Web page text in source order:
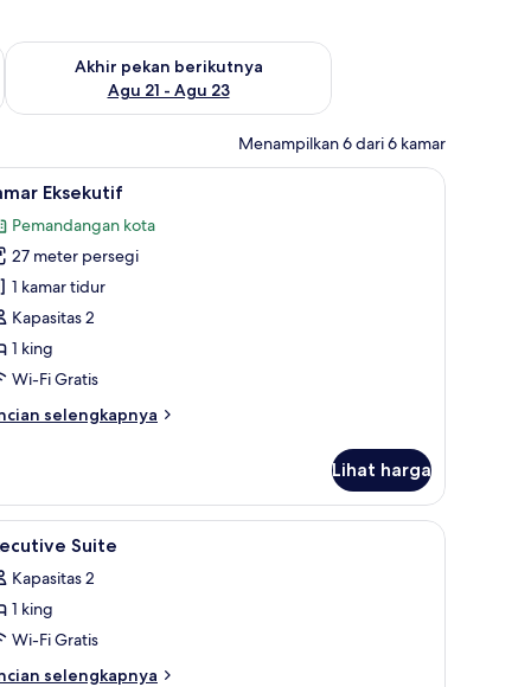
Agu 14 - Agu 16
Akhir pekan berikutnya
Agu 21 - Agu 23
Periksa ketersediaan untuk akhir pekan berikutnya Agu 21 -
Menampilkan 6 dari 6 kamar
meja setrika Kamar Eksekutif | Minibar, brankas, meja
1 Eksekutif
Pemandangan kota
27 meter persegi
1 kamar tidur
Kapasitas 2
1 king
Wi-Fi Gratis
selengkapnya
Lihat harga
meja setrika Minibar, brankas, meja kerja, dan setrika/
7 Suite
Kapasitas 2
1 king
Wi-Fi Gratis
selengkapnya